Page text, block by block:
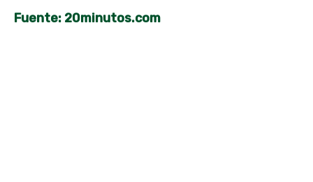
Fuente: 20minutos.com